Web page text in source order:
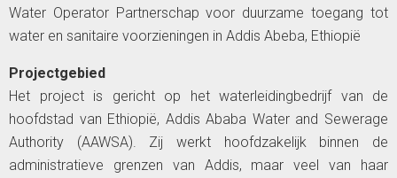
Water Operator Partnerschap voor duurzame toegang tot
water en sanitaire voorzieningen in Addis Abeba, Ethiopië
Projectgebied
Het project is gericht op het waterleidingbedrijf van de
hoofdstad van Ethiopië, Addis Ababa Water and Sewerage
Authority (AAWSA). Zij werkt hoofdzakelijk binnen de
administratieve grenzen van Addis, maar veel van haar